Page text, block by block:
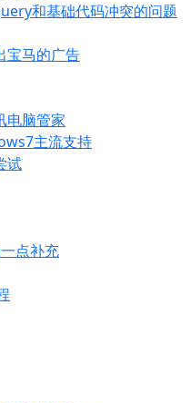
和基础代码冲突的问题
宝马的广告
脑管家
主流支持
试
点补充